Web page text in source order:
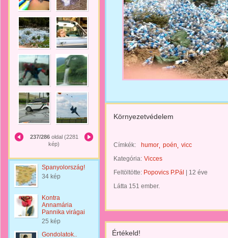
237/286oldal (2281
kép)
Spanyolország!
34 kép
Kontra
Annamária
Pannika virágai
25 kép
Gondolatok..
Környezetvédelem
Címkék: humor poén
vicc
Kategória: Vicces
Feltöltötte: Popovics P.Pál
12 éve
Látta 151 ember.
Értékeld!